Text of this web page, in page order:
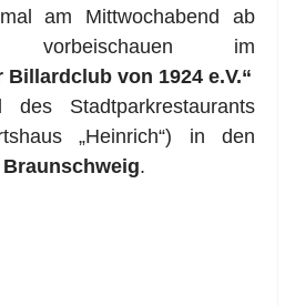
am Mittwochabend ab
im
von 1924 e.V.“
Stadtparkrestaurants
„Heinrich“) in den
.